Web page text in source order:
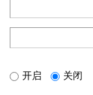
开启 关闭